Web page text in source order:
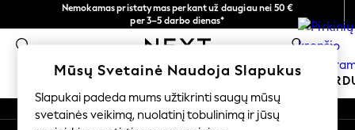
Nemokamas pristatymas perkant už daugiau nei 50 €
per 3–5 darbo dienas*
Dabar galite apsipirkti lietuvių kalba!
0
MOKYKLINĖ APRANGA ŠVENTINĖ
SCHOOLWEAR
An error occurred on client
Mūsų socialiniai tinklai
Mūsų Svetainė Naudoja Slapukus
Slapukai padeda mums užtikrinti saugų mūsų
svetainės veikimą, nuolatinį tobulinimą ir jūsų